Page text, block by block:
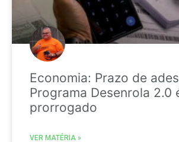
Economia: Prazo de
Programa Desenrola 2.0
prorrogado
VER MATÉRIA »